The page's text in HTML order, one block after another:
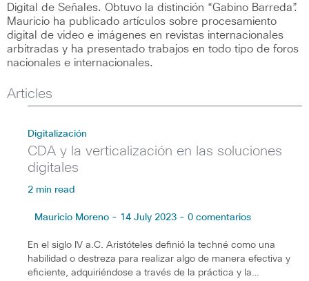
Digital de Señales. Obtuvo la distinción “Gabino Barreda”.
Mauricio ha publicado artículos sobre procesamiento
digital de video e imágenes en revistas internacionales
arbitradas y ha presentado trabajos en todo tipo de foros
nacionales e internacionales.
Articles
Digitalización
CDA y la verticalización en las soluciones
digitales
2 min read
Mauricio Moreno - 14 July 2023 - 0 comentarios
En el siglo IV a.C. Aristóteles definió la techné como una
habilidad o destreza para realizar algo de manera efectiva y
eficiente, adquiriéndose a través de la práctica y la…